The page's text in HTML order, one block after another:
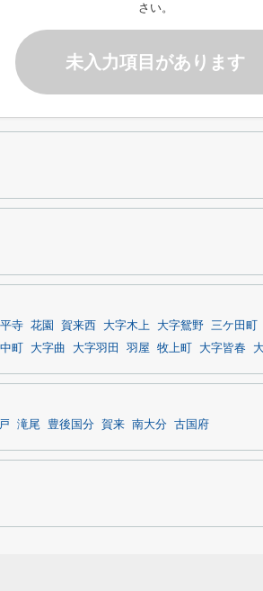
さい。
未入力項目があります
寺 花園 賀来西 大字木上 大字鴛野 三ケ田町
町 大字曲 大字羽田 羽屋 牧上町 大字皆春
滝尾 豊後国分 賀来 南大分 古国府